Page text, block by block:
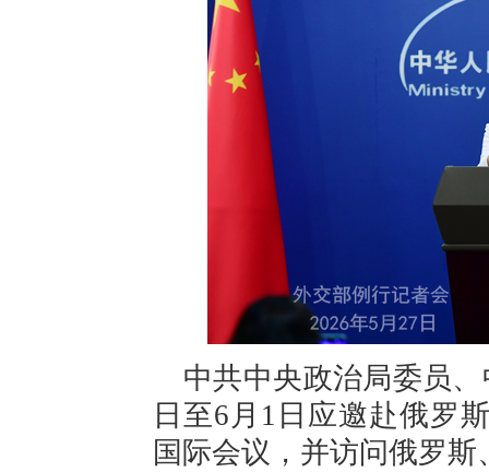
中共中央政治局委员
日至6月1日应邀赴俄罗
国际会议，并访问俄罗